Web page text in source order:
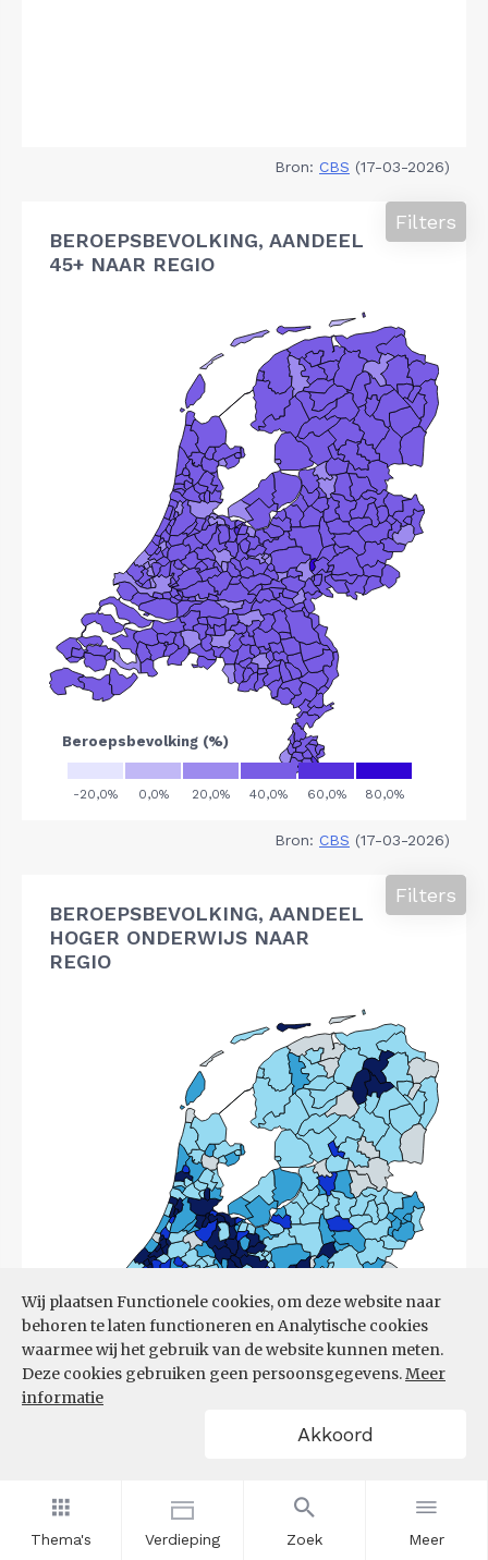
Thema's Verdieping Zoek Meer
Wij plaatsen Functionele cookies, om deze website naar
behoren te laten functioneren en Analytische cookies
waarmee wij het gebruik van de website kunnen meten.
Deze cookies gebruiken geen persoonsgegevens.Meer
informatie
Akkoord
Bron: CBS (17-03-2026)
BEROEPSBEVOLKING, AANDEEL
45+ NAAR REGIO
Filters
Bron: CBS (17-03-2026)
BEROEPSBEVOLKING, AANDEEL
HOGER ONDERWIJS NAAR
REGIO
Filters
Bron:CBS (17-03-2026)